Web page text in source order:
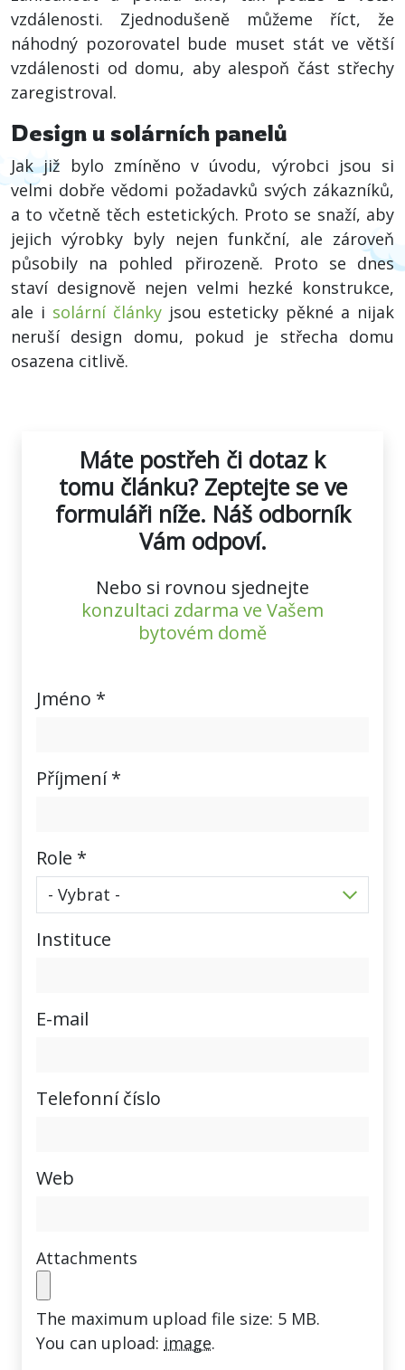
vzdálenosti. Zjednodušeně můžeme říct, že
náhodný pozorovatel bude muset stát ve větší
vzdálenosti od domu, aby alespoň část střechy
zaregistroval.
Design u solárních panelů
Jak již bylo zmíněno v úvodu, výrobci jsou si
velmi dobře vědomi požadavků svých zákazníků,
a to včetně těch estetických. Proto se snaží, aby
jejich výrobky byly nejen funkční, ale zároveň
působily na pohled přirozeně. Proto se dnes
staví designově nejen velmi hezké konstrukce,
ale i solární článkyjsou esteticky pěkné a nijak
neruší design domu, pokud je střecha domu
osazena citlivě.
Máte postřeh či dotaz k
tomu článku? Zeptejte se ve
formuláři níže. Náš odborník
Vám odpoví.
Nebo si rovnou sjednejte
konzultaci zdarma ve Vašem
bytovém domě
Jméno *
Příjmení *
Role *
Instituce
E-mail
Telefonní číslo
Web
Attachments
The maximum upload file size: 5 MB.
You can upload: image.